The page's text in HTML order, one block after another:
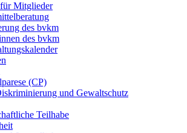
Mitglieder
des bvkm
des bvkm
(CP)
und Gewaltschutz
Teilhabe